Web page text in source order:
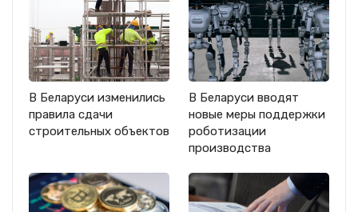
В Беларуси изменились
правила сдачи
строительных объектов
В Беларуси вводят
новые меры поддержки
роботизации
производства